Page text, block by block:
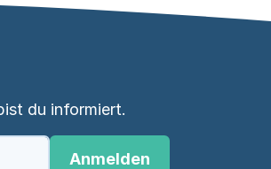
du informiert.
Anmelden